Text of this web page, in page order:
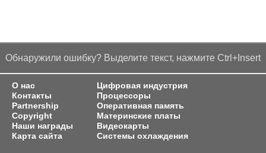
Обнаружили ошибку? Выделите текст, нажмите Ctrl+Insert
О нас
Контакты
Partnership
Copyright
Наши награды
Карта сайта
Цифровая индустрия
Процессоры
Оперативная память
Материнские платы
Видеокарты
Системы охлаждения